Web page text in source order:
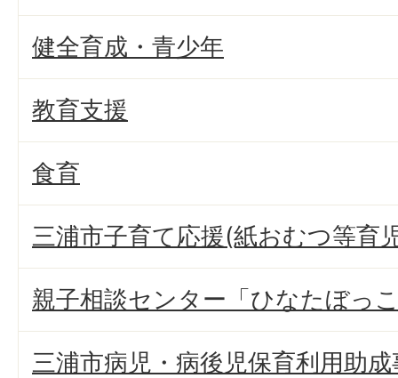
健全育成・青少年
教育支援
食育
三浦市子育て応援(紙おむつ等育
親子相談センター「ひなたぼっ
三浦市病児・病後児保育利用助